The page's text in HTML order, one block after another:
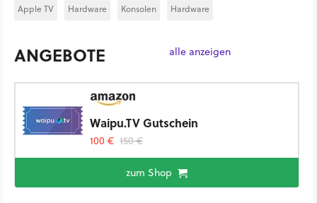
Apple TV Hardware Konsolen Hardware
ANGEBOTE alle anzeigen
Waipu.TV Gutschein
100 € 150 €
zum Shop